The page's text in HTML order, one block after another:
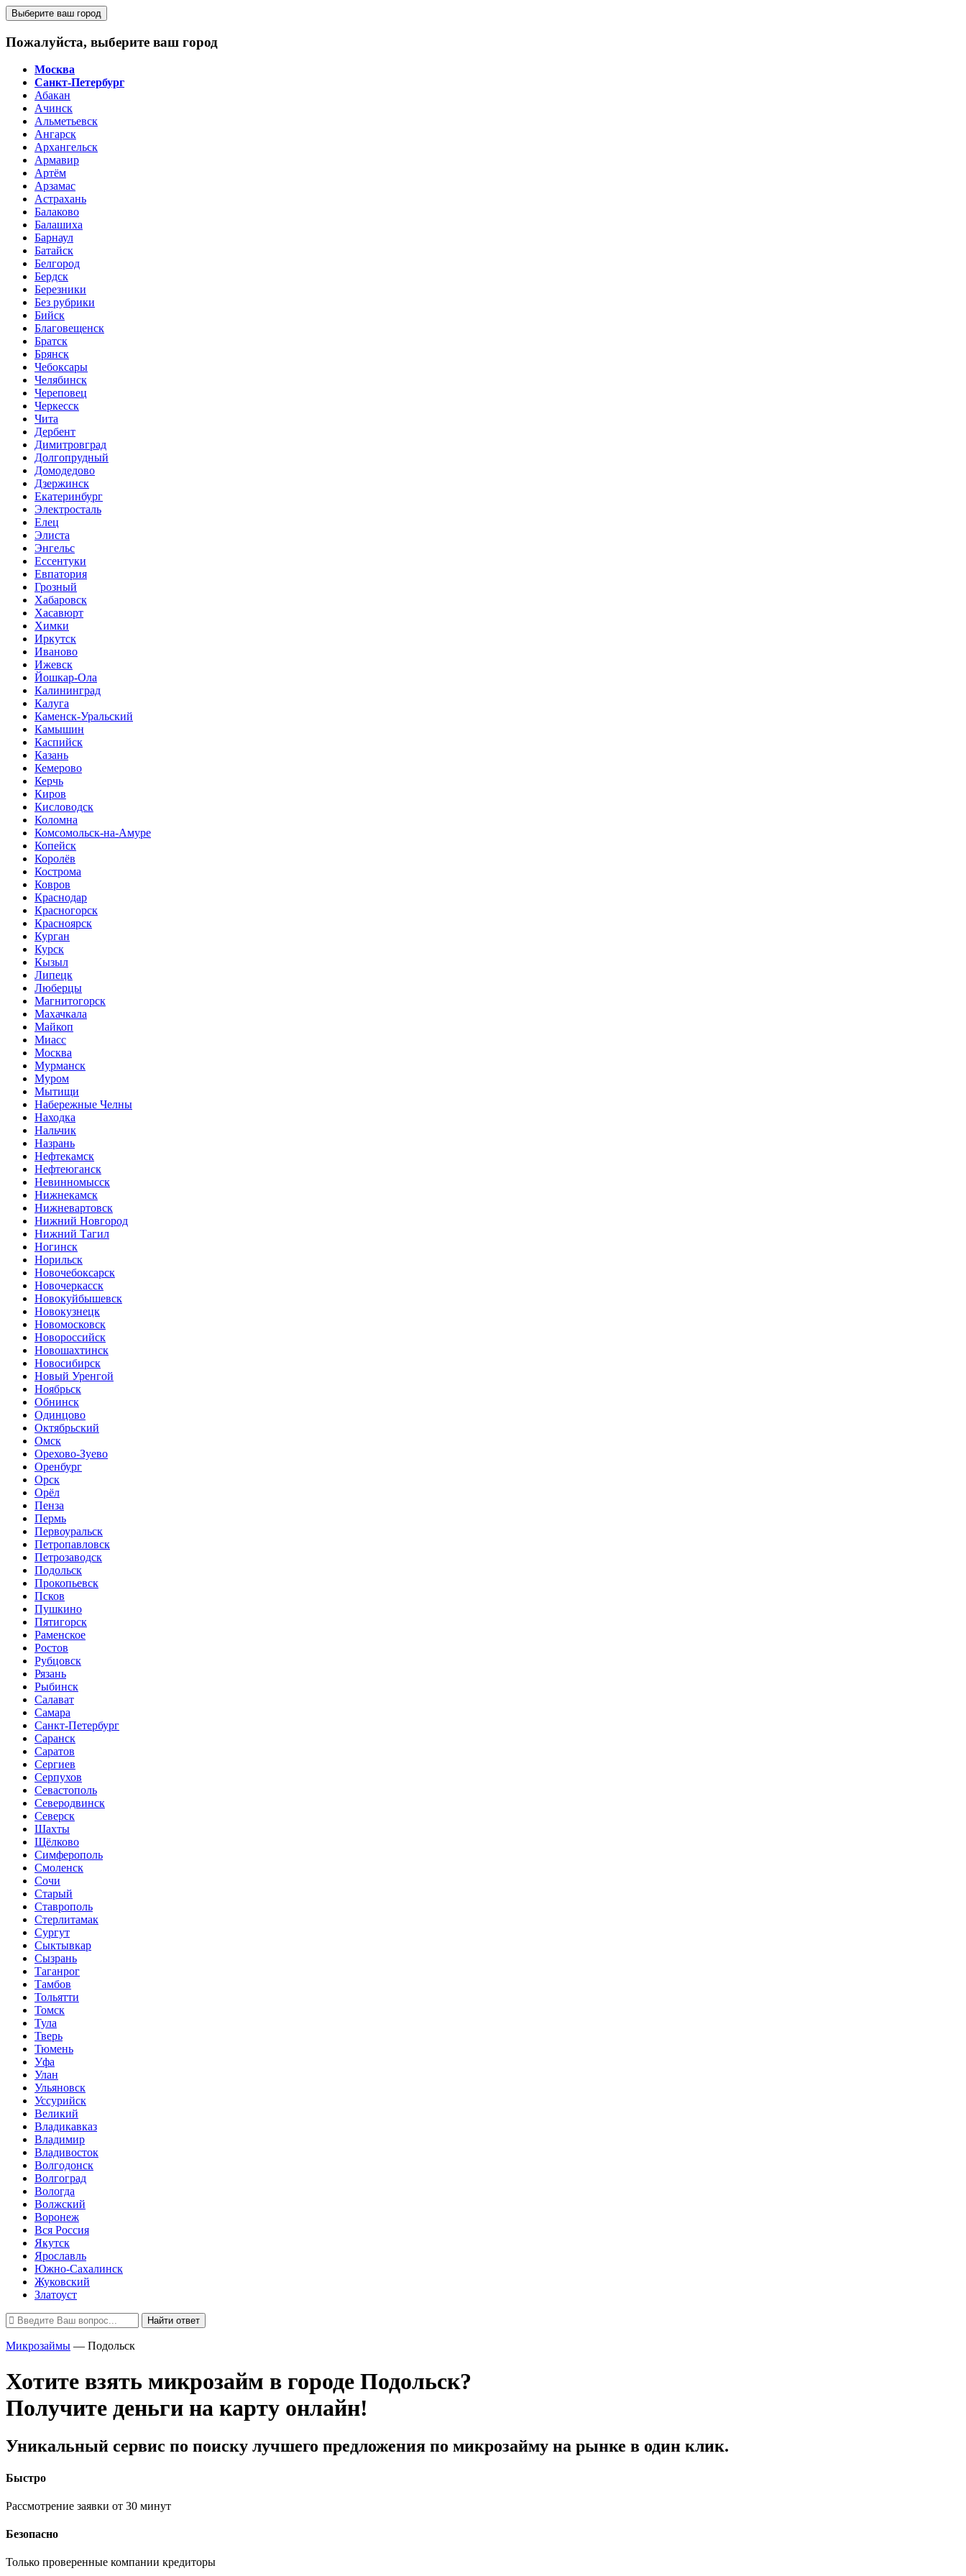
Выберите ваш город
Пожалуйста, выберите ваш город
Москва
Санкт-Петербург
Абакан
Ачинск
Альметьевск
Ангарск
Архангельск
Армавир
Артём
Арзамас
Астрахань
Балаково
Балашиха
Барнаул
Батайск
Белгород
Бердск
Березники
Без рубрики
Бийск
Благовещенск
Братск
Брянск
Чебоксары
Челябинск
Череповец
Черкесск
Чита
Дербент
Димитровград
Долгопрудный
Домодедово
Дзержинск
Екатеринбург
Электросталь
Елец
Элиста
Энгельс
Ессентуки
Евпатория
Грозный
Хабаровск
Хасавюрт
Химки
Иркутск
Иваново
Ижевск
Йошкар-Ола
Калининград
Калуга
Каменск-Уральский
Камышин
Каспийск
Казань
Кемерово
Керчь
Киров
Кисловодск
Коломна
Комсомольск-на-Амуре
Копейск
Королёв
Кострома
Ковров
Краснодар
Красногорск
Красноярск
Курган
Курск
Кызыл
Липецк
Люберцы
Магнитогорск
Махачкала
Майкоп
Миасс
Москва
Мурманск
Муром
Мытищи
Набережные Челны
Находка
Нальчик
Назрань
Нефтекамск
Нефтеюганск
Невинномысск
Нижнекамск
Нижневартовск
Нижний Новгород
Нижний Тагил
Ногинск
Норильск
Новочебоксарск
Новочеркасск
Новокуйбышевск
Новокузнецк
Новомосковск
Новороссийск
Новошахтинск
Новосибирск
Новый Уренгой
Ноябрьск
Обнинск
Одинцово
Октябрьский
Омск
Орехово-Зуево
Оренбург
Орск
Орёл
Пенза
Пермь
Первоуральск
Петропавловск
Петрозаводск
Подольск
Прокопьевск
Псков
Пушкино
Пятигорск
Раменское
Ростов
Рубцовск
Рязань
Рыбинск
Салават
Самара
Санкт-Петербург
Саранск
Саратов
Сергиев
Серпухов
Севастополь
Северодвинск
Северск
Шахты
Щёлково
Симферополь
Смоленск
Сочи
Старый
Ставрополь
Стерлитамак
Сургут
Сыктывкар
Сызрань
Таганрог
Тамбов
Тольятти
Томск
Тула
Тверь
Тюмень
Уфа
Улан
Ульяновск
Уссурийск
Великий
Владикавказ
Владимир
Владивосток
Волгодонск
Волгоград
Вологда
Волжский
Воронеж
Вся Россия
Якутск
Ярославль
Южно-Сахалинск
Жуковский
Златоуст
Найти ответ
Микрозаймы — Подольск
Хотите взять микрозайм в городе Подольск?
Получите деньги на карту онлайн!
Уникальный сервис по поиску лучшего предложения по микрозайму на рынке в один клик.
Быстро
Рассмотрение заявки от 30 минут
Безопасно
Только проверенные компании кредиторы